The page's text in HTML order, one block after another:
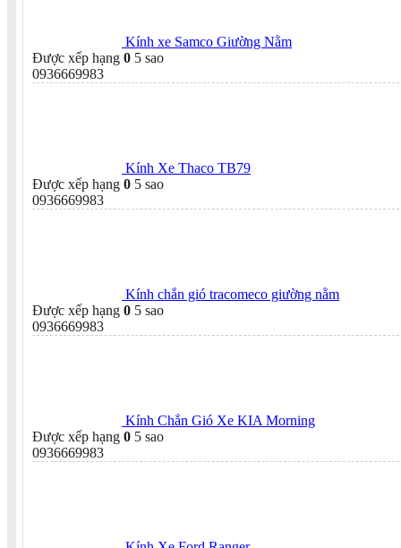
Kính xe Samco Giường Nằm
Được xếp hạng 0 5 sao
0936669983
Kính Xe Thaco TB79
Được xếp hạng 0 5 sao
0936669983
Kính chắn gió tracomeco giường nằm
Được xếp hạng 0 5 sao
0936669983
Kính Chắn Gió Xe KIA Morning
Được xếp hạng 0 5 sao
0936669983